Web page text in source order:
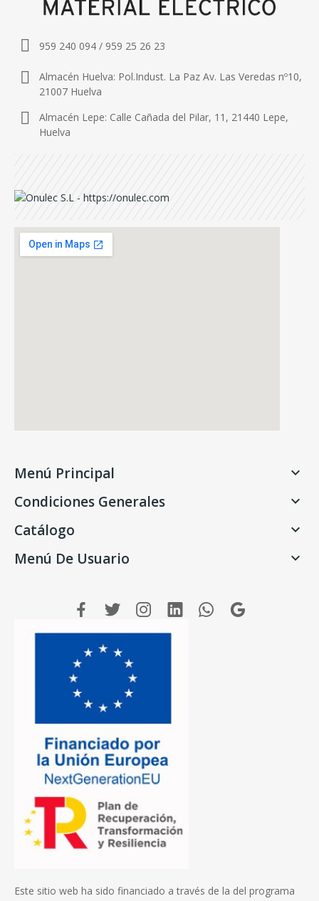
959 240 094 / 959 25 26 23
Almacén Huelva: Pol.Indust. La Paz Av. Las Veredas nº10,
21007 Huelva
Almacén Lepe: Calle Cañada del Pilar, 11, 21440 Lepe,
Huelva
Menú Principal 
Condiciones Generales 
Catálogo 
Menú De Usuario 
Este sitio web ha sido financiado a través de la del programa